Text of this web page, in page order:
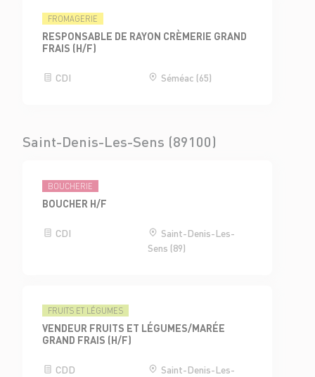
FROMAGERIE
RESPONSABLE DE RAYON CRÈMERIE GRAND
FRAIS (H/F)
CDI Séméac (65)
Saint-Denis-Les-Sens (89100)
BOUCHERIE
BOUCHER H/F
CDI
Saint-Denis-Les-
Sens (89)
FRUITS ET LÉGUMES
VENDEUR FRUITS ET LÉGUMES/MARÉE
GRAND FRAIS (H/F)
CDD Saint-Denis-Les-